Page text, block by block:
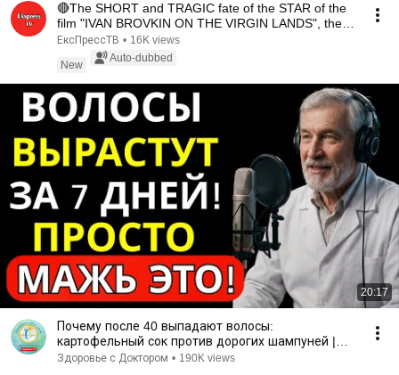
🔴The SHORT and TRAGIC fate of the STAR of the
film "IVAN BROVKIN ON THE VIRGIN LANDS", the
talent...
ЕксПрессТВ • 16K views
New
Auto-dubbed
20:17
Почему после 40 выпадают волосы:
картофельный сок против дорогих шампуней |
Здоровье с Доктором
Здоровье с Доктором • 190K views